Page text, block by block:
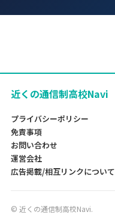
近くの通信制高校Navi
プライバシーポリシー
免責事項
お問い合わせ
運営会社
広告掲載/相互リンクについて
© 近くの通信制高校Navi.